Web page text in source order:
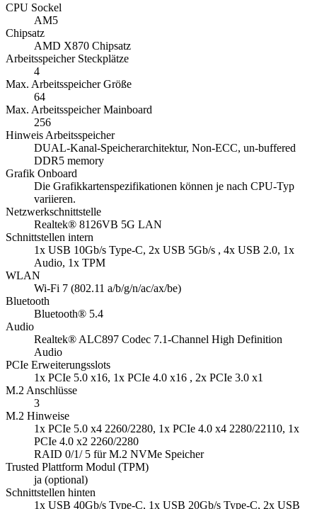
CPU Sockel
AM5
Chipsatz
AMD X870 Chipsatz
Arbeitsspeicher Steckplätze
4
Max. Arbeitsspeicher Größe
64
Max. Arbeitsspeicher Mainboard
256
Hinweis Arbeitsspeicher
DUAL-Kanal-Speicherarchitektur, Non-ECC, un-buffered
DDR5 memory
Grafik Onboard
Die Grafikkartenspezifikationen können je nach CPU-Typ
variieren.
Netzwerkschnittstelle
Realtek® 8126VB 5G LAN
Schnittstellen intern
1x USB 10Gb/s Type-C, 2x USB 5Gb/s , 4x USB 2.0, 1x
Audio, 1x TPM
WLAN
Wi-Fi 7 (802.11 a/b/g/n/ac/ax/be)
Bluetooth
Bluetooth® 5.4
Audio
Realtek® ALC897 Codec 7.1-Channel High Definition
Audio
PCIe Erweiterungsslots
1x PCIe 5.0 x16, 1x PCIe 4.0 x16 , 2x PCIe 3.0 x1
M.2 Anschlüsse
3
M.2 Hinweise
1x PCIe 5.0 x4 2260/2280, 1x PCIe 4.0 x4 2280/22110, 1x
PCIe 4.0 x2 2260/2280
RAID 0/1/ 5 für M.2 NVMe Speicher
Trusted Plattform Modul (TPM)
ja (optional)
Schnittstellen hinten
1x USB 40Gb/s Type-C, 1x USB 20Gb/s Type-C, 2x USB